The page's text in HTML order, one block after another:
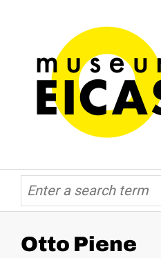
Browse
Home
Otto Piene